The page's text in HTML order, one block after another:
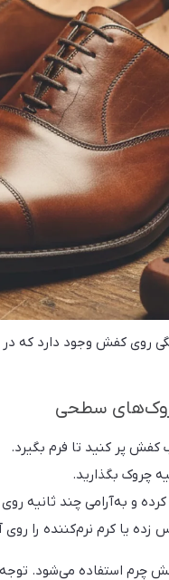
روی کفش وجود دارد که در
چروک‌های سطحی
کفش پر کنید تا فرم بگیرد.
چروک بگذارید.
و به‌آرامی چند ثانیه
یا کرم نرم‌کننده را روی
چرم استفاده می‌شود. توجه